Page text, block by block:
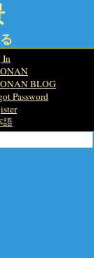
In
BLOG
Password
語